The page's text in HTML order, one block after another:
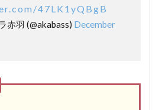
47LK1yQBgB
赤羽 (@akabass) December